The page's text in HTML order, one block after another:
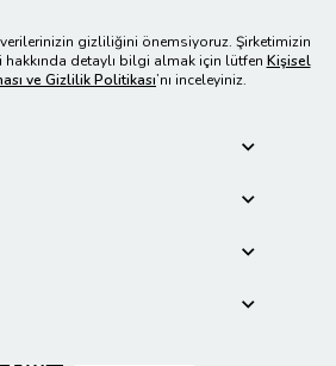
gizliliğini önemsiyoruz. Şirketimizin
hakkında detaylı bilgi almak için lütfen Kişisel
ve Gizlilik Politikası’nı inceleyiniz.